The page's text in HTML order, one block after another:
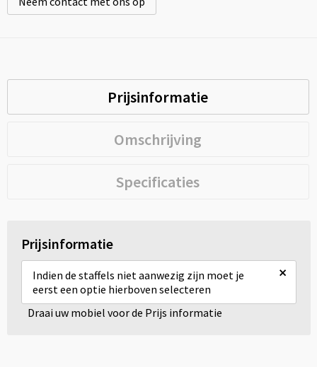
Prijsinformatie
Omschrijving
Specificaties
Prijsinformatie
Indien de staffels niet aanwezig zijn moet je
eerst een optie hierboven selecteren
×
Draai uw mobiel voor de Prijs informatie